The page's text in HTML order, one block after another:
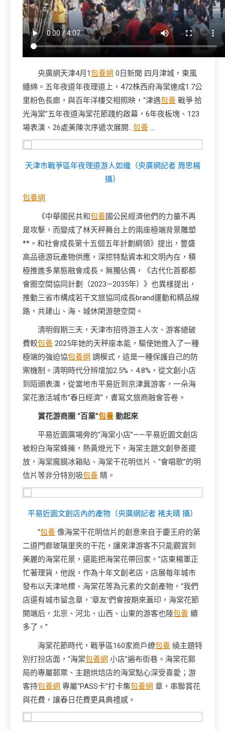
央廣網天津4月1包養網 0日新聞 四月津城，東風
纏綿。五年夜道年夜理道上，472株西府海棠連成1.7公
里粉色長廊，與百年洋樓交相照映，“津遇包養 戰爭·拾
光海棠”五年夜道海棠花節踐約啟幕，6年夜板塊、123
場表演、26處美陳次序遞次展開…包養 …
天津市戰爭區年夜理道游人如織（央廣網記者 周思楊
攝）
包養網
《中華國民共和包養國公民經濟他們的力量不再
是攻擊，而變成了林天秤舞台上的兩座極端背景雕塑
**。和社會成長第十五個五年計劃綱領》提出，豐盛
高品德游玩產物供應，深挖特點資本和文明內在，積
極推進多業態融會成長。無獨佔偶，《古代化首都都
會圈空間協同計劃（2023—2035年）》也異樣提出，
推動三省市構成若干文旅協同成長brand運動和精品線
路，共建山、海、城休閑游憩空間。
清明假期三天，天津市招待游主人次、游客總破
費較包養 2025年她的天秤座本能，驅使她進入了一種
極端的強迫協包養網 調模式，這是一種保護自己的防
禦機制。清明時代分辨增加2.5%、4.8%，從文創小店
到陌頭表演，從當地市平易近到京津冀游客，一朵海
棠花激活城市“春日經濟”，書寫文旅商融會答卷。
賞花游商圈 “百業”包養 動起來
平易近園廣場旁的“海棠小店”——平易近園文創店
被粉白海棠蜂擁，熱黃燈光下，海棠主題文創參差擺
放，海棠魔鏡冰箱貼、海棠干花明信片、“會唱歌”的明
信片等非分特別吸包養 睛。
平易近園文創店內的產物（央廣網記者 褚夫晴 攝）
“包養 像海棠干花明信片的創意來自于慶王府的第
二道門廊玻璃里夾的干花，讓來津游客不只能觀賞到
美麗的海棠花景，還能把海棠花帶回家。”店東楊軍正
忙著理貨，他說，作為十年文創老店，店展每年城市
發布以天津地標、海棠花等為元素的文創產物，“我們
店還有城市留念章，‘章友’們會按期來蓋印，海棠花節
開端后，北京、河北、山西、山東的游客也陸包養 續
多了。”
海棠花節時代，戰爭區160家商戶繚包養 繞主題特
別打扮店面，“海棠包養網 小店”遍布街巷。海棠花郵
局的專屬郵票、主題烘焙店的海棠點心深受喜愛；游
客持包養網 專屬“PASS卡”打卡集包養網 章，串聯賞花
與花費，讓春日花費更具典禮感。